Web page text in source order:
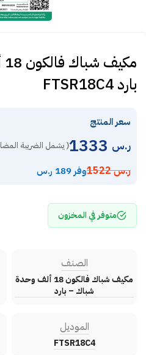
بارد FTSR18C4
سعر المنتج
ر.س ( يشمل الضريبة
ر.س1522 وفر 189 ر.س
متوفر في المخزون
الصنف
مكيف شباك فالكون 18 ألف وحدة
شباك – بارد
الموديل
FTSR18C4